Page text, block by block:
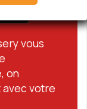
vous
on
votre